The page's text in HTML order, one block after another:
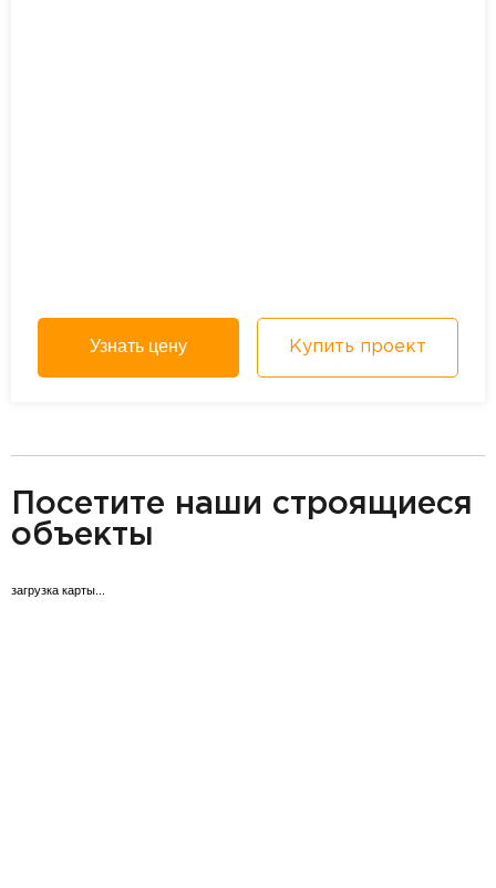
Узнать цену Купить проект
Посетите наши строящиеся
объекты
загрузка карты...